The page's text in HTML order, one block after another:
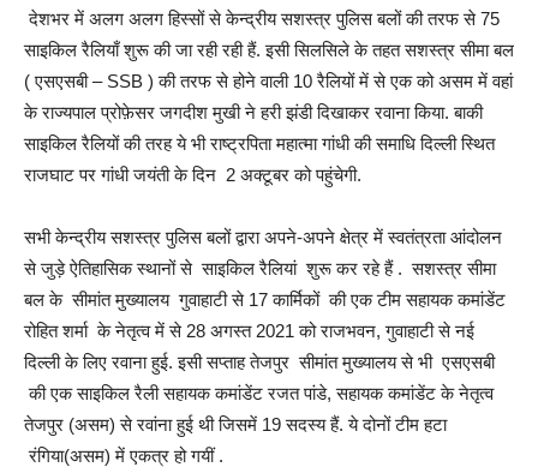
देशभर में अलग अलग हिस्सों से केन्द्रीय सशस्त्र पुलिस बलों की तरफ से 75
साइकिल रैलियाँ शुरू की जा रही रही हैं. इसी सिलसिले के तहत सशस्त्र सीमा बल
( एसएसबी – SSB ) की तरफ से होने वाली 10 रैलियों में से एक को असम में वहां
के राज्यपाल प्रोफ़ेसर जगदीश मुखी ने हरी झंडी दिखाकर रवाना किया. बाकी
साइकिल रैलियों की तरह ये भी राष्ट्रपिता महात्मा गांधी की समाधि दिल्ली स्थित
राजघाट पर गांधी जयंती के दिन 2 अक्टूबर को पहुंचेगी.
सभी केन्द्रीय सशस्त्र पुलिस बलों द्वारा अपने-अपने क्षेत्र में स्वतंत्रता आंदोलन
से जुड़े ऐतिहासिक स्थानों से साइकिल रैलियां शुरू कर रहे हैं . सशस्त्र सीमा
बल के सीमांत मुख्यालय गुवाहाटी से 17 कार्मिकों की एक टीम सहायक कमांडेंट
रोहित शर्मा के नेतृत्व में से 28 अगस्त 2021 को राजभवन, गुवाहाटी से नई
दिल्ली के लिए रवाना हुई. इसी सप्ताह तेजपुर सीमांत मुख्यालय से भी एसएसबी
की एक साइकिल रैली सहायक कमांडेंट रजत पांडे, सहायक कमांडेंट के नेतृत्व
तेजपुर (असम) से रवांना हुई थी जिसमें 19 सदस्य हैं. ये दोनों टीम हटा
रंगिया(असम) में एकत्र हो गयीं .